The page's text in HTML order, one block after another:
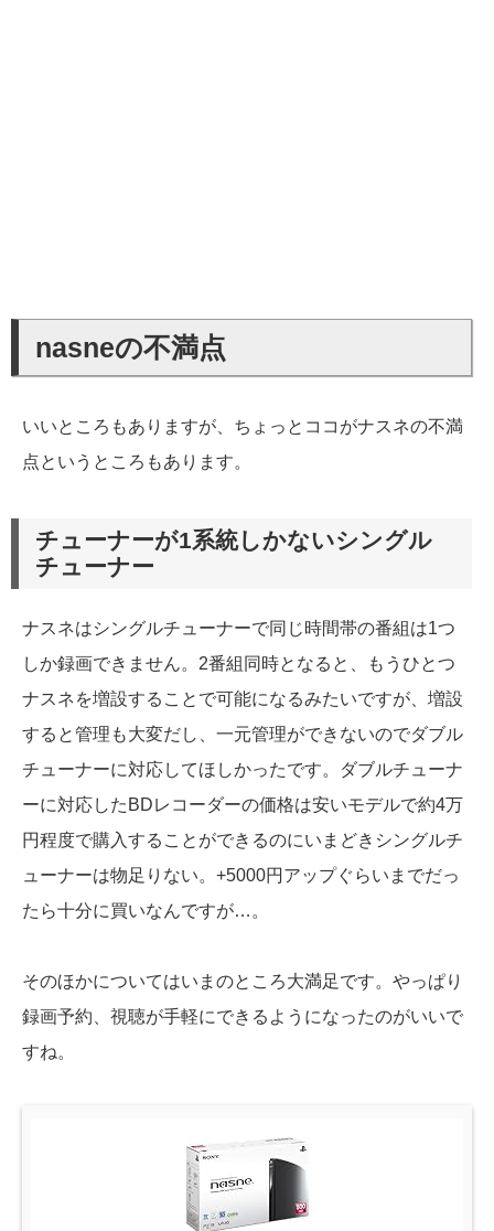
nasneの不満点
いいところもありますが、ちょっとココがナスネの不満
点というところもあります。
チューナーが1系統しかないシングル
チューナー
ナスネはシングルチューナーで同じ時間帯の番組は1つ
しか録画できません。2番組同時となると、もうひとつ
ナスネを増設することで可能になるみたいですが、増設
すると管理も大変だし、一元管理ができないのでダブル
チューナーに対応してほしかったです。ダブルチューナ
ーに対応したBDレコーダーの価格は安いモデルで約4万
円程度で購入することができるのにいまどきシングルチ
ューナーは物足りない。+5000円アップぐらいまでだっ
たら十分に買いなんですが…。
そのほかについてはいまのところ大満足です。やっぱり
録画予約、視聴が手軽にできるようになったのがいいで
すね。